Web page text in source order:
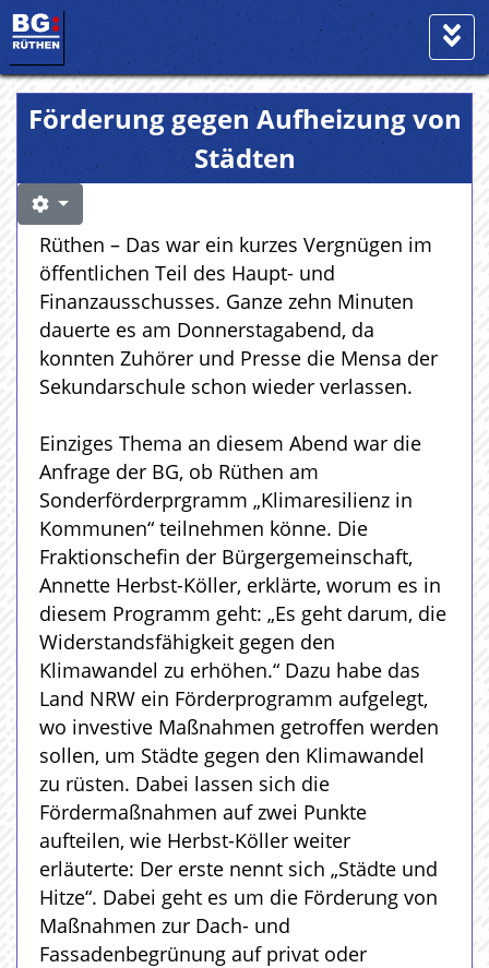
Förderung gegen Aufheizung von
Städten
Rüthen – Das war ein kurzes Vergnügen im
öffentlichen Teil des Haupt- und
Finanzausschusses. Ganze zehn Minuten
dauerte es am Donnerstagabend, da
konnten Zuhörer und Presse die Mensa der
Sekundarschule schon wieder verlassen.
Einziges Thema an diesem Abend war die
Anfrage der BG, ob Rüthen am
Sonderförderprgramm „Klimaresilienz in
Kommunen“ teilnehmen könne. Die
Fraktionschefin der Bürgergemeinschaft,
Annette Herbst-Köller, erklärte, worum es in
diesem Programm geht: „Es geht darum, die
Widerstandsfähigkeit gegen den
Klimawandel zu erhöhen.“ Dazu habe das
Land NRW ein Förderprogramm aufgelegt,
wo investive Maßnahmen getroffen werden
sollen, um Städte gegen den Klimawandel
zu rüsten. Dabei lassen sich die
Fördermaßnahmen auf zwei Punkte
aufteilen, wie Herbst-Köller weiter
erläuterte: Der erste nennt sich „Städte und
Hitze“. Dabei geht es um die Förderung von
Maßnahmen zur Dach- und
Fassadenbegrünung auf privat oder